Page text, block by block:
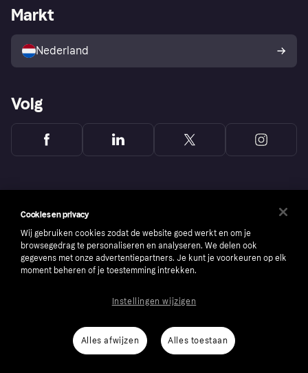
Winkeloverzicht
Kopersbescherming voor
consumenten
Zakelijke login
Markt
Nederland
Volg
number: 556737-0431
Cookies Klarna.com
Cookies en privacy
Wij gebruiken cookies zodat de website goed werkt en om je
browsegedrag te personaliseren en analyseren. We delen ook
gegevens met onze advertentiepartners. Je kunt je voorkeuren op elk
moment beheren of je toestemming intrekken.
Alles afwijzen Alles toestaan
Instellingen wijzigen